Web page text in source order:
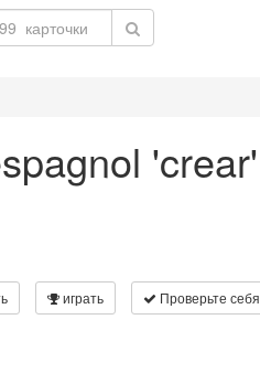
играть Проверьте себя